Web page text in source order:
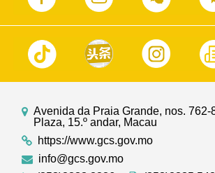
Avenida da Praia Grande, nos. 762-
Plaza, 15.º andar, Macau
https://www.gcs.gov.mo
info@gcs.gov.mo